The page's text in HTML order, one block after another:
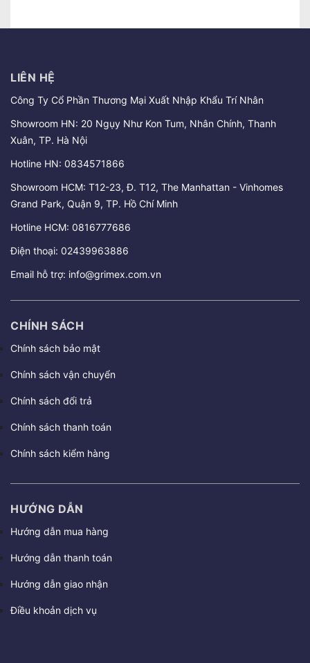
LIÊN HỆ
Công Ty Cổ Phần Thương Mại Xuất Nhập Khẩu Trí Nhân
Showroom HN: 20 Ngụy Như Kon Tum, Nhân Chính, Thanh
Xuân, TP. Hà Nội
Hotline HN: 0834571866
Showroom HCM: T12-23, Đ. T12, The Manhattan - Vinhomes
Grand Park, Quận 9, TP. Hồ Chí Minh
Hotline HCM: 0816777686
Điện thoại: 02439963886
Email hỗ trợ: info@grimex.com.vn
CHÍNH SÁCH
Chính sách bảo mật
Chính sách vận chuyển
Chính sách đổi trả
Chính sách thanh toán
Chính sách kiểm hàng
HƯỚNG DẪN
Hướng dẫn mua hàng
Hướng dẫn thanh toán
Hướng dẫn giao nhận
Điều khoản dịch vụ